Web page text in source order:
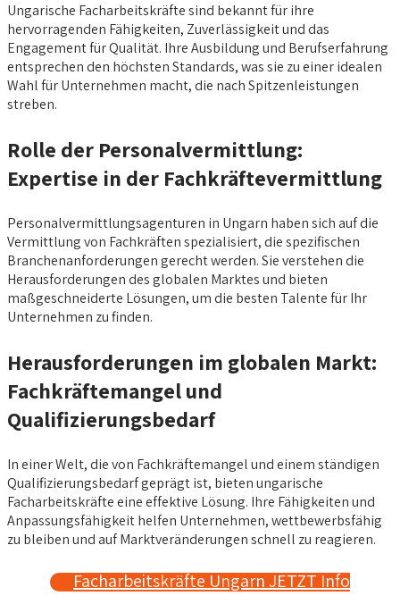
Ungarische Facharbeitskräfte sind bekannt für ihre
hervorragenden Fähigkeiten, Zuverlässigkeit und das
Engagement für Qualität. Ihre Ausbildung und Berufserfahrung
entsprechen den höchsten Standards, was sie zu einer idealen
Wahl für Unternehmen macht, die nach Spitzenleistungen
streben.
Rolle der Personalvermittlung:
Expertise in der Fachkräftevermittlung
Personalvermittlungsagenturen in Ungarn haben sich auf die
Vermittlung von Fachkräften spezialisiert, die spezifischen
Branchenanforderungen gerecht werden. Sie verstehen die
Herausforderungen des globalen Marktes und bieten
maßgeschneiderte Lösungen, um die besten Talente für Ihr
Unternehmen zu finden.
Herausforderungen im globalen Markt:
Fachkräftemangel und
Qualifizierungsbedarf
In einer Welt, die von Fachkräftemangel und einem ständigen
Qualifizierungsbedarf geprägt ist, bieten ungarische
Facharbeitskräfte eine effektive Lösung. Ihre Fähigkeiten und
Anpassungsfähigkeit helfen Unternehmen, wettbewerbsfähig
zu bleiben und auf Marktveränderungen schnell zu reagieren.
Facharbeitskräfte Ungarn JETZT Info